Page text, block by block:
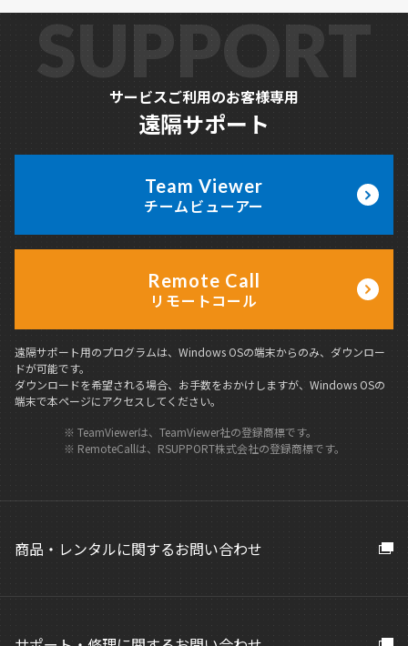
SUPPORT
サービスご利用のお客様専用
遠隔サポート
Team Viewer
チームビューアー
Remote Call
リモートコール
遠隔サポート用のプログラムは、Windows OSの端末からのみ、ダウンロー
ドが可能です。
ダウンロードを希望される場合、お手数をおかけしますが、Windows OSの
端末で本ページにアクセスしてください。
※ TeamViewerは、TeamViewer社の登録商標です。
※ RemoteCallは、RSUPPORT株式会社の登録商標です。
商品・レンタルに関するお問い合わせ